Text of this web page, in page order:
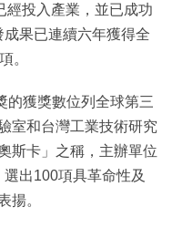
經投入產業，並已成功
果已連續六年獲得全
。
的獲獎數位列全球第三
室和台灣工業技術研究
斯卡」之稱，主辦單位
出100項具革命性及
揚。